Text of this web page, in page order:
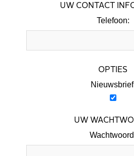
UW CONTACT
Telefoon:
OPTIES
UW